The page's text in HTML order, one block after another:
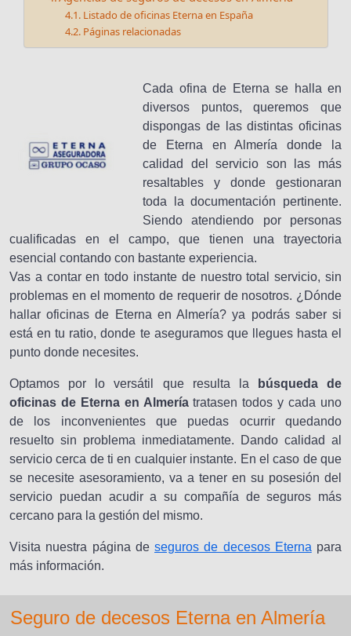
Listado de oficinas Eterna en España
Páginas relacionadas
Cada ofina de Eterna se halla en
diversos puntos, queremos que
dispongas de las distintas oficinas
de Eterna en Almería donde la
calidad del servicio son las más
resaltables y donde gestionaran
toda la documentación pertinente.
Siendo atendiendo por personas
cualificadas en el campo, que tienen una trayectoria
esencial contando con bastante experiencia.
Vas a contar en todo instante de nuestro total servicio, sin
problemas en el momento de requerir de nosotros. ¿Dónde
hallar oficinas de Eterna en Almería? ya podrás saber si
está en tu ratio, donde te aseguramos que llegues hasta el
punto donde necesites.
Optamos por lo versátil que resulta la
búsqueda de
oficinas de Eterna en Almeríatratasen todos y cada uno
de los inconvenientes que puedas ocurrir quedando
resuelto sin problema inmediatamente. Dando calidad al
servicio cerca de ti en cualquier instante. En el caso de que
se necesite asesoramiento, va a tener en su posesión del
servicio puedan acudir a su compañía de seguros más
cercano para la gestión del mismo.
Visita nuestra página de seguros de decesos Eterna para
más información.
Seguro de decesos Eterna en Almería